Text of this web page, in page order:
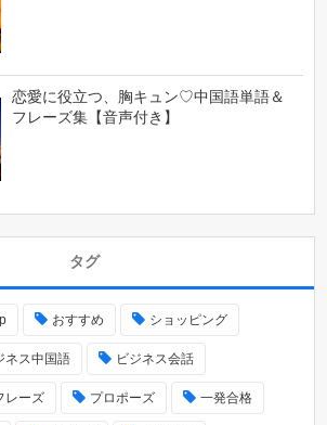
恋愛に役立つ、胸キュン♡中国語単語＆
フレーズ集【音声付き】
タグ
おすすめ ショッピング
ネス中国語 ビジネス会話
レーズ プロポーズ 一発合格